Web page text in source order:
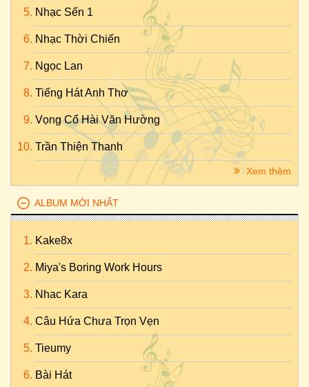
Nhạc Sến 1
Nhạc Thời Chiến
Ngọc Lan
Tiếng Hát Anh Thơ
Vọng Cổ Hài Văn Hường
Trần Thiện Thanh
Xem thêm
ALBUM MỚI NHẤT
Kake8x
Miya's Boring Work Hours
Nhac Kara
Câu Hứa Chưa Trọn Vẹn
Tieumy
Bài Hát